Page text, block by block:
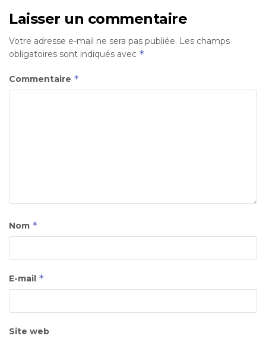
Laisser un commentaire
Votre adresse e-mail ne sera pas publiée. Les champs
obligatoires sont indiqués avec *
Commentaire *
Nom *
E-mail *
Site web